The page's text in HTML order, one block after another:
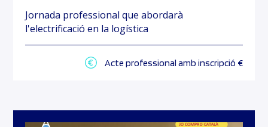
Jornada professional que abordarà
l'electrificació en la logística
Acte professional amb inscripció €